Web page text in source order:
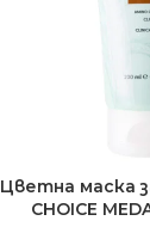
Цветна маска
CHOICE